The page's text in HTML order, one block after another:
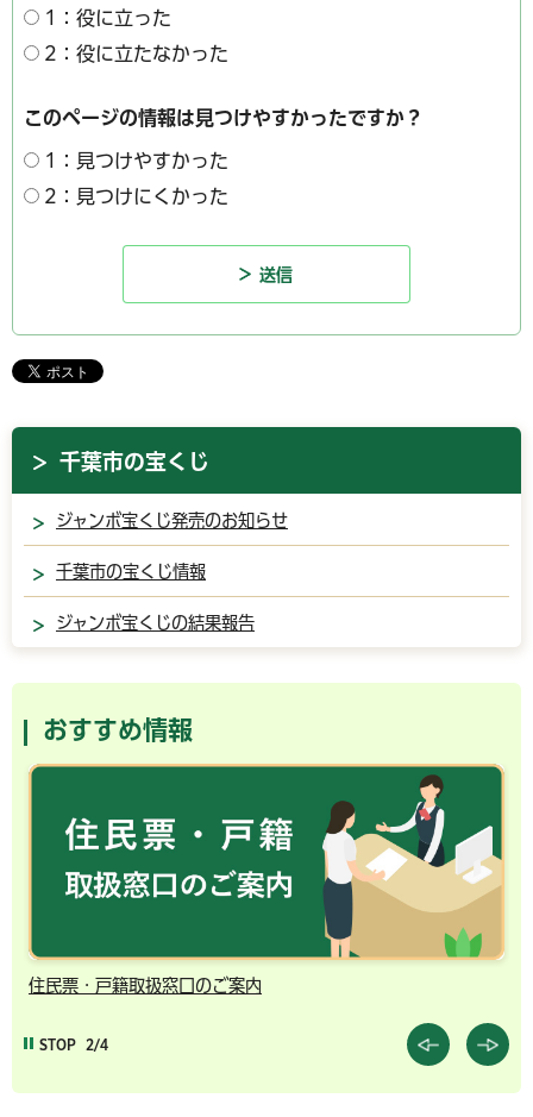
1：役に立った
2：役に立たなかった
このページの情報は見つけやすかったですか？
1：見つけやすかった
2：見つけにくかった
千葉市の宝くじ
ジャンボ宝くじ発売のお知らせ
千葉市の宝くじ情報
ジャンボ宝くじの結果報告
おすすめ情報
住民票・戸籍取扱窓口のご案内
STOP 2/4